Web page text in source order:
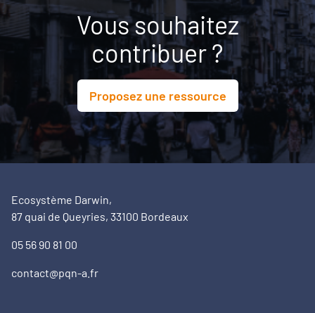
Vous souhaitez
contribuer ?
Proposez une ressource
Ecosystème Darwin,
87 quai de Queyries, 33100 Bordeaux
05 56 90 81 00
contact@pqn-a.fr